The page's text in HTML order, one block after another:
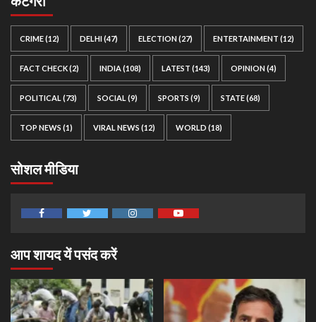
CRIME(12) DELHI(47) ELECTION(27) ENTERTAINMENT (12)
FACT CHECK(2) INDIA(108) LATEST (143) OPINION(4)
POLITICAL (73) SOCIAL (9) SPORTS (9) STATE(68)
TOP NEWS (1) VIRAL NEWS (12) WORLD (18)
सोशल मीडिया
आप शायद यें पसंद करें